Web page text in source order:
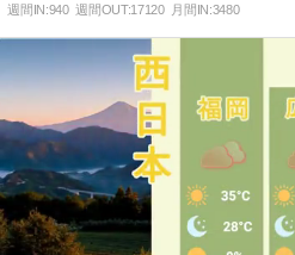
週間IN:940 週間OUT:17120 月間IN:3480